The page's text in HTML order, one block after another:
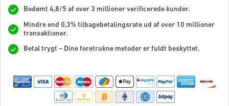
Bedømt 4,8/5 af over 3 millioner verificerede kunder.
Mindre end 0,3% tilbagebetalingsrate ud af over 10 millioner
transaktioner.
Betal trygt – Dine foretrukne metoder er fuldt beskyttet.